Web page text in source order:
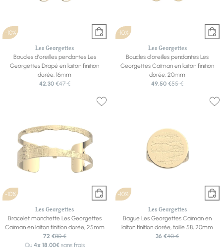
-10%
Les Georgettes
Boucles d'oreilles pendantes Les
Georgettes Drapé en laiton finition
dorée, 16mm
42,30 €47 €
-10%
Les Georgettes
Boucles d'oreilles pendantes Les
Georgettes Caïman en laiton finition
dorée, 20mm
49,50 €55 €
-10%
Les Georgettes
Bracelet manchette Les Georgettes
Caïman en laiton finition dorée, 25mm
72 €80 €
Ou 4x 18.00€sans frais
-10%
Les Georgettes
Bague Les Georgettes Caïman en
laiton finition dorée, taille 58, 20mm
36 €40 €